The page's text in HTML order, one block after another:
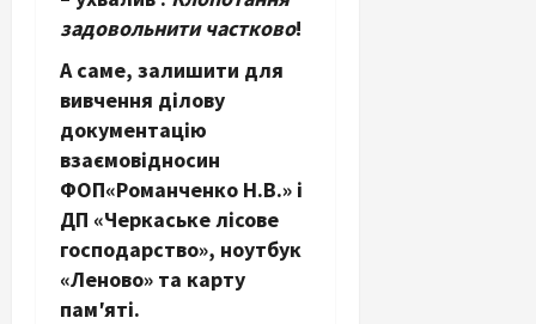
задовольнити частково!
А саме, залишити для
вивчення ділову
документацію
взаємовідносин
ФОП«Романченко Н.В.» і
ДП «Черкаське лісове
господарство», ноутбук
«Леново» та карту
пам′яті.